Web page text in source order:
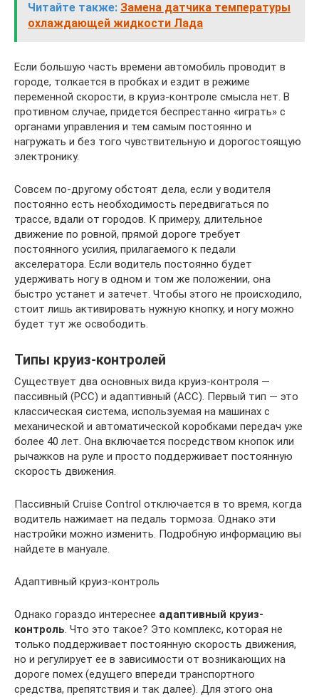
Читайте также: Замена датчика температуры
охлаждающей жидкости Лада
Если большую часть времени автомобиль проводит в
городе, толкается в пробках и ездит в режиме
переменной скорости, в круиз-контроле смысла нет. В
противном случае, придется беспрестанно «играть» с
органами управления и тем самым постоянно и
нагружать и без того чувствительную и дорогостоящую
электронику.
Совсем по-другому обстоят дела, если у водителя
постоянно есть необходимость передвигаться по
трассе, вдали от городов. К примеру, длительное
движение по ровной, прямой дороге требует
постоянного усилия, прилагаемого к педали
акселератора. Если водитель постоянно будет
удерживать ногу в одном и том же положении, она
быстро устанет и затечет. Чтобы этого не происходило,
стоит лишь активировать нужную кнопку, и ногу можно
будет тут же освободить.
Типы круиз-контролей
Существует два основных вида круиз-контроля —
пассивный (PCC) и адаптивный (ACC). Первый тип — это
классическая система, используемая на машинах с
механической и автоматической коробками передач уже
более 40 лет. Она включается посредством кнопок или
рычажков на руле и просто поддерживает постоянную
скорость движения.
Пассивный Cruise Control отключается в то время, когда
водитель нажимает на педаль тормоза. Однако эти
настройки можно изменить. Подробную информацию вы
найдете в мануале.
Адаптивный круиз-контроль
Однако гораздо интереснее адаптивный круиз-
контроль. Что это такое? Это комплекс, которая не
только поддерживает постоянную скорость движения,
но и регулирует ее в зависимости от возникающих на
дороге помех (едущего впереди транспортного
средства, препятствия и так далее). Для этого она